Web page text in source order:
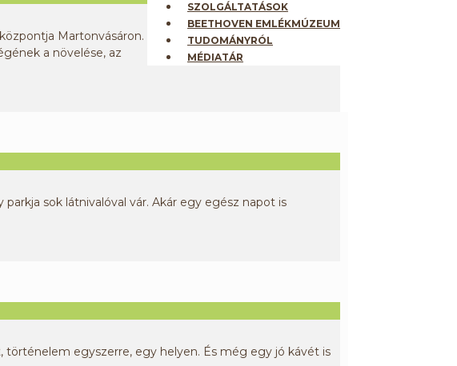
SZOLGÁLTATÁSOK
BEETHOVEN EMLÉKMÚZEUM
TUDOMÁNYRÓL
MÉDIATÁR
Martonvásáron.
a növelése, az
sok látnivalóval vár. Akár egy egész napot is
egyszerre, egy helyen. És még egy jó kávét is